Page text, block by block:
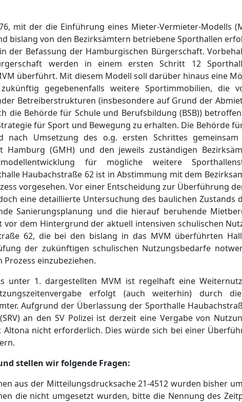
mit der die Einführung eines Mieter-Vermieter-Modells
bislang von den Bezirksämtern betriebene Sporthallen
der Befassung der Hamburgischen Bürgerschaft.
rgerschaft werden in einem ersten Schritt 12
überführt. Mit diesem Modell soll darüber hinaus eine Mö
nftig gegebenenfalls weitere Sportimmobilien, die
Betreiberstrukturen (insbesondere auf Grund der
die Behörde für Schule und Berufsbildung (BSB))
für Sport und Bewegung zu erhalten. Die Behörde fü
nach Umsetzung des o.g. ersten Schrittes
Hamburg (GMH) und den jeweils zuständigen Bezirksä
für mögliche weitere
Haubachstraße 62 ist in Abstimmung mit dem
vorgesehen. Vor einer Entscheidung zur Überführung
eine detaillierte Untersuchung des baulichen Zustands
Sanierungsplanung und die hierauf beruhende
vor dem Hintergrund der aktuell intensiven schulischen
e 62, die bei den bislang in das MVM überführten
fung der zukünftigen schulischen Nutzungsbedarfe
Prozess einzubeziehen.
unter 1. dargestellten MVM ist regelhaft eine
erfolgt (auch weiterhin) durch di
mter. Aufgrund der Überlassung der Sporthalle
an den SV Polizei ist derzeit eine Vergabe von
Altona nicht erforderlich. Dies würde sich bei einer Überfü
stellen wir folgende Fragen:
aus der Mitteilungsdrucksache 21-4512 wurden bisher
die nicht umgesetzt wurden, bitte die Nennung des